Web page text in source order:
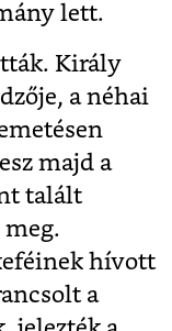
lett.
Király
a néhai
majd a
talált
meg.
hívott
a